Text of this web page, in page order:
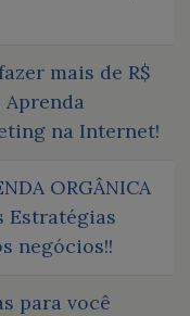
mais de R$
na Internet!
ORGÂNICA
Estratégias
negócios!!
para você